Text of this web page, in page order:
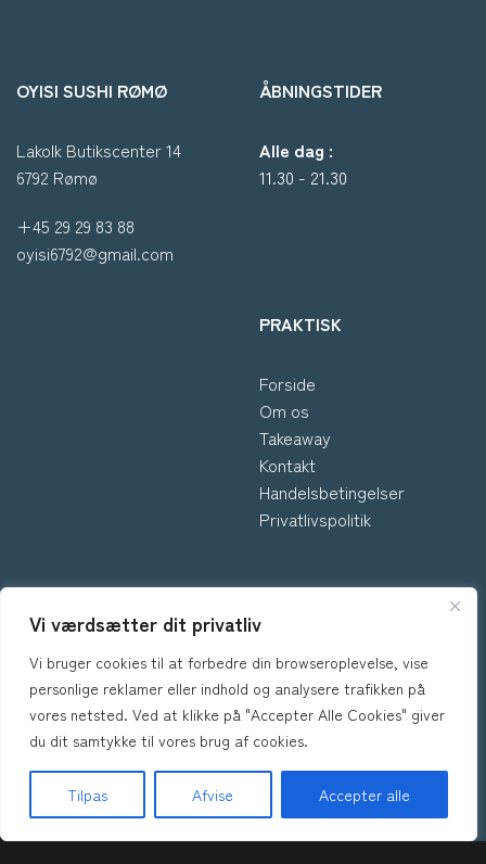
Vi værdsætter dit privatliv
Vi bruger cookies til at forbedre din browseroplevelse, vise
personlige reklamer eller indhold og analysere trafikken på
vores netsted. Ved at klikke på "Accepter Alle Cookies" giver
du dit samtykke til vores brug af cookies.
Tilpas Afvise Accepter alle
OYISI SUSHI RØMØ
Lakolk Butikscenter 14
6792 Rømø
+45 29 29 83 88
oyisi6792@gmail.com
ÅBNINGSTIDER
Alle dag :
11.30 - 21.30
PRAKTISK
Forside
Om os
Takeaway
Kontakt
Handelsbetingelser
Privatlivspolitik
INFORMATION
*Kontakt os hvis du har
spørgsmål vedr. allergene
ingredienser i vores retter.